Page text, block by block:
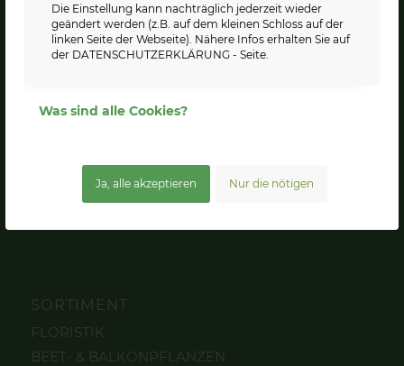
Die Einstellung kann nachträglich jederzeit wieder
geändert werden (z.B. auf dem kleinen Schloss auf der
linken Seite der Webseite). Nähere Infos erhalten Sie auf
der DATENSCHUTZERKLÄRUNG - Seite.
Was sind alle Cookies?
Ja, alle akzeptieren Nur die nötigen
KONTAKT
Fax: 039481 / 819 34
Mühlenstraße 10
06458 Hedersleben
SORTIMENT
FLORISTIK
BEET- & BALKONPFLANZEN